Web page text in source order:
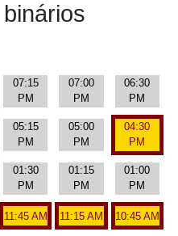
07:15
PM
07:00
PM
06:30
PM
05:15
PM
05:00
PM
04:30
PM
01:30
PM
01:15
PM
01:00
PM
11:45 AM 11:15 AM 10:45 AM